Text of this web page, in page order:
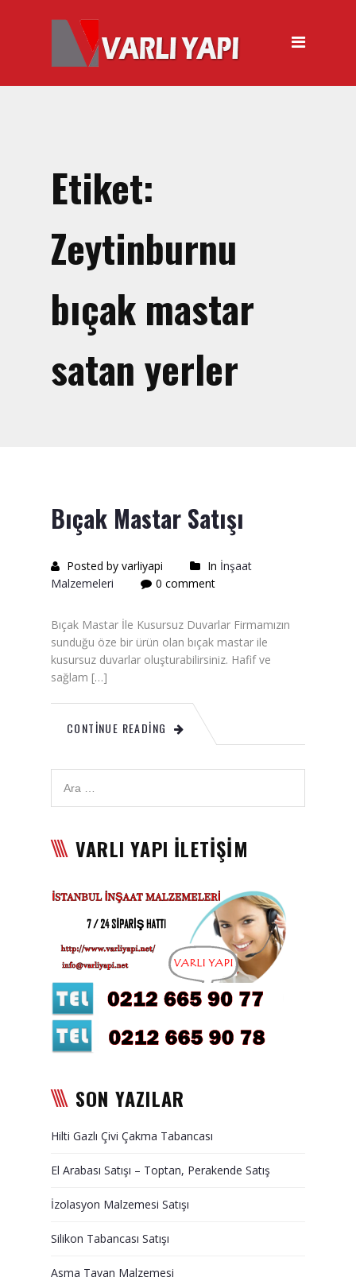
ANASAYFA
HAKKIMIZDA
Tabancası
El Arabası Satışı – Toptan,
Perakende Satış
İnşaat Küreği
Balyoz Malzemesi Satışı
Saten Rulo
Perakende Satış Firması
Betokontak Astar
Alçı Yapıştırma Malzemesi
Satışı
Kaba İnşaat Malzemeleri
Tavan Boyası
Asma Tavan Karolam
Malzeme Satışı
Alçıpan malzemesi satışı
Sandviç Panel Malzemesi
Satışı
Asma Tavan Malzemesi
Duvar Paneli, Söve, Dekoratif
Kaplama
BİZE ULAŞIN
Etiket:
Zeytinburnu
bıçak mastar
satan yerler
Bıçak Mastar Satışı
Posted by varliyapi In İnşaat
Malzemeleri
0 comment
Bıçak Mastar İle Kusursuz Duvarlar Firmamızın
sunduğu öze bir ürün olan bıçak mastar ile
kusursuz duvarlar oluşturabilirsiniz. Hafif ve
sağlam […]
CONTINUE READING
VARLI YAPI İLETİŞİM
SON YAZILAR
Hilti Gazlı Çivi Çakma Tabancası
El Arabası Satışı – Toptan, Perakende Satış
İzolasyon Malzemesi Satışı
Silikon Tabancası Satışı
Asma Tavan Malzemesi